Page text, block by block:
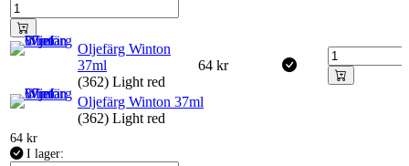
Oljefärg Winton
37ml
(362) Light red
64 kr
Oljefärg Winton 37ml
(362) Light red
64 kr
I lager: